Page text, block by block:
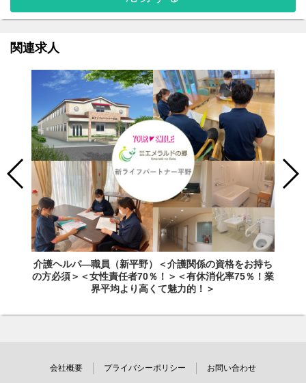
関連求人
介護ヘルパ―職員（新平野）＜介護関係の資格をお持ち
の方必須＞＜女性責任者70％！＞＜有休消化率75％！業
界平均より高くて魅力的！＞
会社概要 プライバシーポリシー お問い合わせ